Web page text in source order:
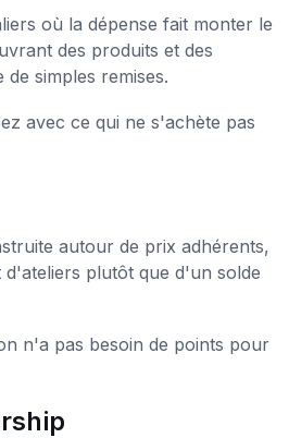
où la dépense fait monter le
des produits et des
simples remises.
avec ce qui ne s'achète pas
autour de prix adhérents,
d'ateliers plutôt que d'un solde
n'a pas besoin de points pour